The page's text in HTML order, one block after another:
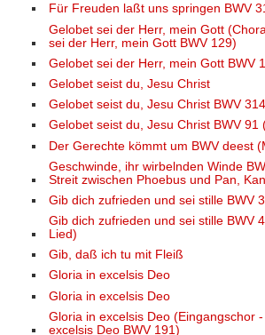
Für Freuden laßt uns springen BWV
Gelobet sei der Herr, mein Gott
sei der Herr, mein Gott BWV 129)
Gelobet sei der Herr, mein Gott BWV
Gelobet seist du, Jesu Christ
Gelobet seist du, Jesu Christ BWV
Gelobet seist du, Jesu Christ BWV 91
Der Gerechte kömmt um BWV deest
Geschwinde, ihr wirbelnden Winde
Streit zwischen Phoebus und Pan,
Gib dich zufrieden und sei stille BWV
Gib dich zufrieden und sei stille BWV
Lied)
Gib, daß ich tu mit Fleiß
Gloria in excelsis Deo
Gloria in excelsis Deo
Gloria in excelsis Deo (Eingangschor
excelsis Deo BWV 191)